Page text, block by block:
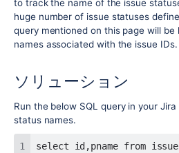
to track the name of the issue
huge number of issue statuses
query mentioned on this page will
names associated with the issue IDs.
ソリューション
Run the below SQL query in your
status names.
select id,pname from